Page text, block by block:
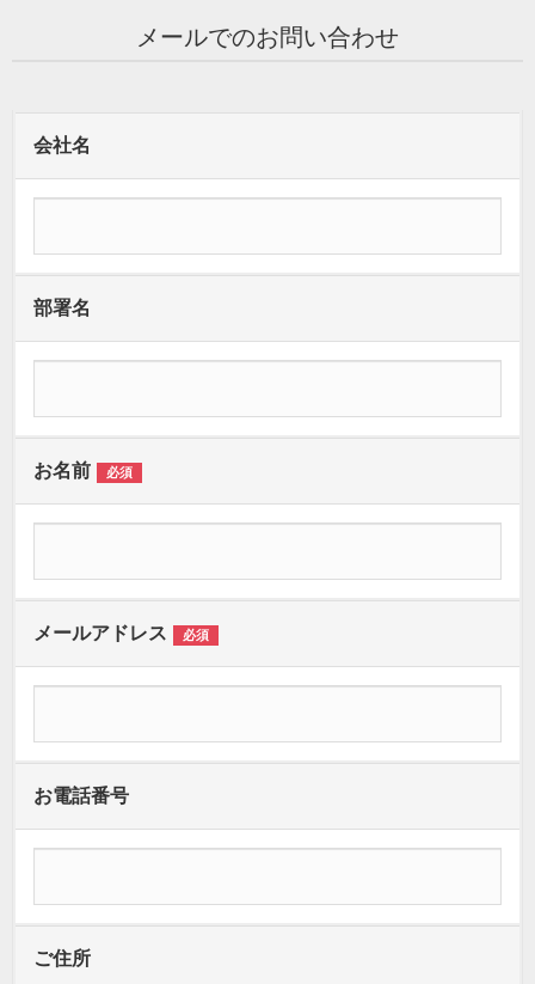
メールでのお問い合わせ
会社名
部署名
お名前 必須
メールアドレス 必須
お電話番号
ご住所